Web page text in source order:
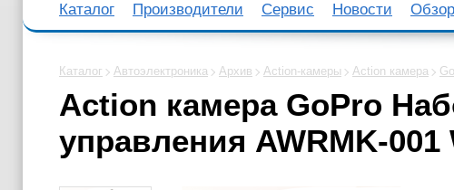
Каталог Производители Сервис Новости
Каталог Автоэлектроника Архив Action-камеры Action камера
Action камера GoPro
управления AWRMK-